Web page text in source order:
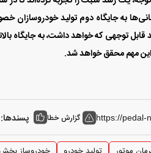
https://pedal- گزارش خطا پسندها:
کرمان موتور تولید خودرو